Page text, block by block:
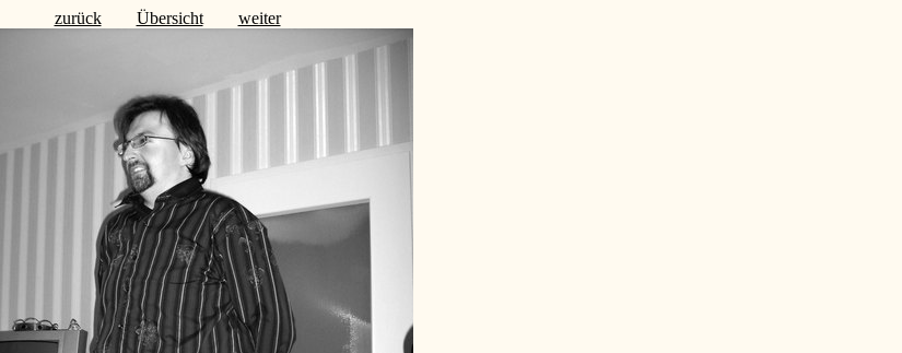
zurück Übersicht weiter